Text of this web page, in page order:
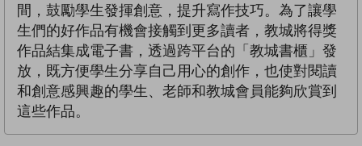
間，鼓勵學生發揮創意，提升寫作技巧。為了讓學
生們的好作品有機會接觸到更多讀者，教城將得獎
作品結集成電子書，透過跨平台的「教城書櫃」發
放，既方便學生分享自己用心的創作，也使對閱讀
和創意感興趣的學生、老師和教城會員能夠欣賞到
這些作品。